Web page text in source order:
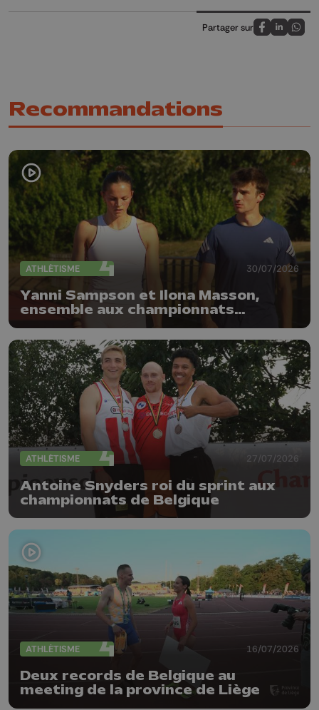
Partager sur
Partagez sur
Partagez
Recommandations
ATHLÉTISME 30/07/2026
Yanni Sampson et Ilona Masson,
ensemble aux championnats
ATHLÉTISME 27/07/2026
Antoine Snyders roi du sprint aux
championnats de Belgique
ATHLÉTISME 16/07/2026
Deux records de Belgique au
meeting de la province de Liège